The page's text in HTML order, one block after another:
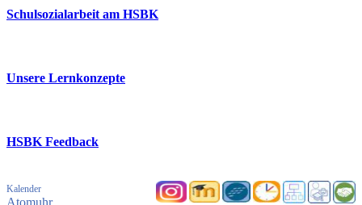
Schulsozialarbeit am HSBK
Unsere Lernkonzepte
HSBK Feedback
Kalender
Atomuhr